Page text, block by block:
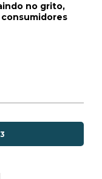
no grito,